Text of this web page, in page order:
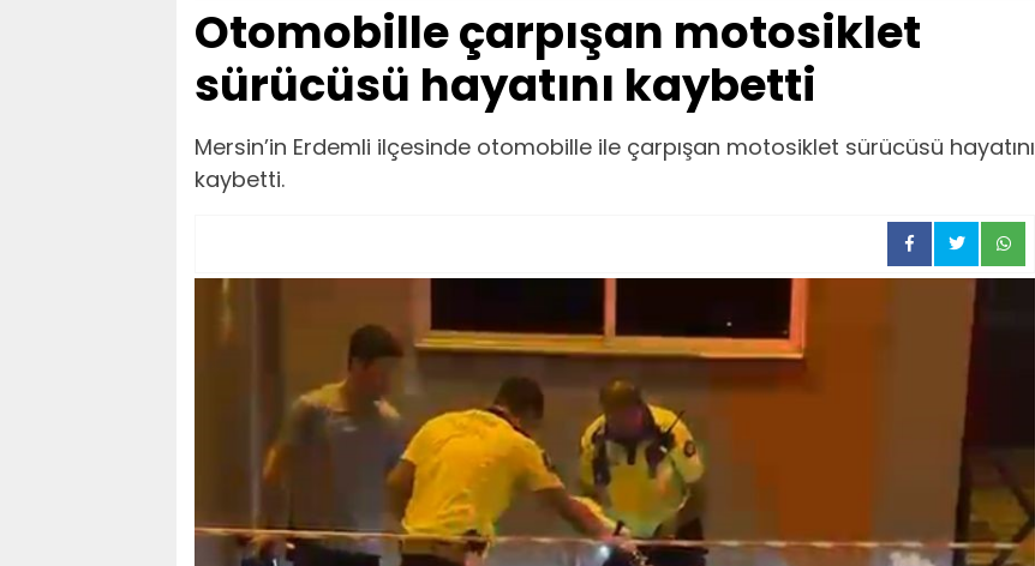
Otomobille çarpışan motosiklet
sürücüsü hayatını kaybetti
Mersin’in Erdemli ilçesinde otomobille ile çarpışan motosiklet sürücüsü hayatını
kaybetti.